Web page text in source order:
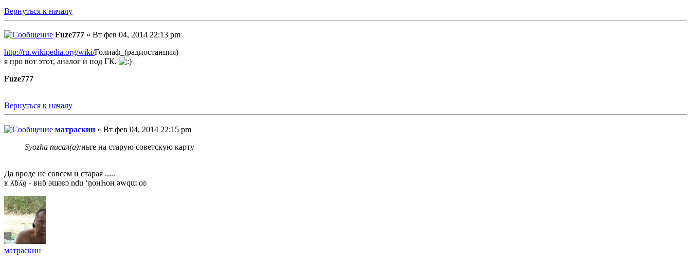
Вернуться к началу
Fuze777 » Вт фев 04, 2014 22:13 pm
http://ru.wikipedia.org/wiki/Голиаф_(радиостанция)
я про вот этот, аналог и под ГК.
Fuze777
Вернуться к началу
матраскин » Вт фев 04, 2014 22:15 pm
Syozha писал(а):ньте на старую советскую карту
Да вроде не совсем и старая .....
ʁ ʎɓʎƍ - ʁнɓ ǝɯǝʚɔ ndu ‘ņонҺон ǝwqɯ оʚ
матраскин